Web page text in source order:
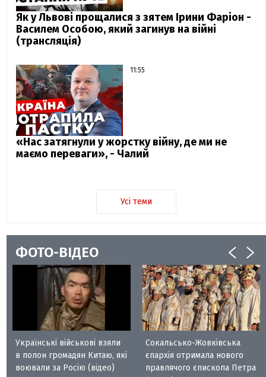
Як у Львові прощалися з зятем Ірини Фаріон -
Василем Особою, який загинув на війні
(трансляція)
11:55
«Нас затягнули у жорстку війну, де ми не
маємо переваги», - Чалий
Усі теми
ФОТО-ВІДЕО
Українські військові взяли
в полон громадян Китаю, які
воювали за Росію (відео)
Сокальсько-Жовківська
єпархія отримала нового
правлячого єпископа Петра